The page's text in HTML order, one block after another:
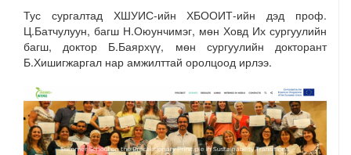
Тус сургалтад ХШУИС-ийн ХБООИТ-ийн дэд проф.
Ц.Батчулуун, багш Н.Оюунчимэг, мөн Ховд Их сургуулийн
багш, доктор Б.Баярхүү, мөн сургуулийн докторант
Б.Хишигжаргал нар амжилттай оролцоод ирлээ.